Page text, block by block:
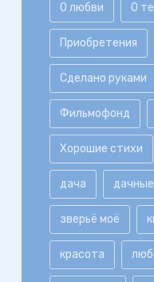
О любви О
Приобретения
Сделано руками
Фильмофонд
Хорошие стихи
дача
зверьё моё
красота